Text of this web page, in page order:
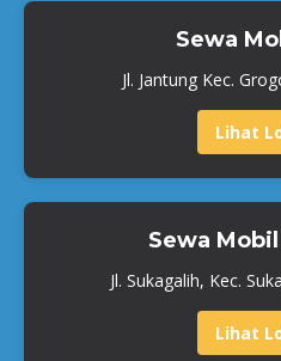
Sewa
Jl. Jantung Kec.
Lihat
Sewa
Jl. Sukagalih, Kec.
Lihat